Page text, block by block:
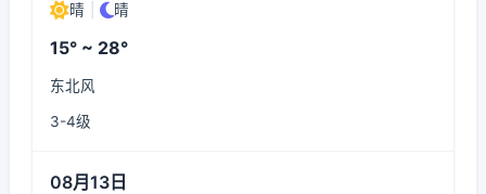
晴 晴
15° ~ 28°
东北风
3-4级
08月13日